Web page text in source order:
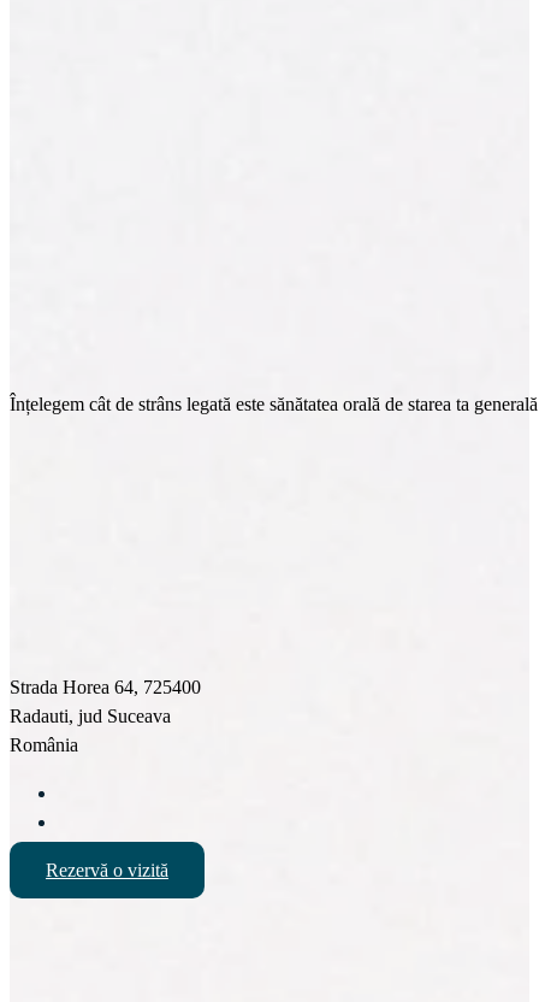
Înțelegem cât de strâns legată este sănătatea orală de starea ta
Strada Horea 64, 725400
Radauti, jud Suceava
România
Rezervă o vizită